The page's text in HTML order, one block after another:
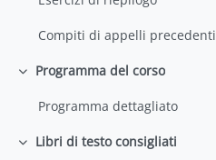
Compiti di appelli precedenti
Einklappen
Programma del corso
Programma dettagliato
Einklappen
Libri di testo consigliati